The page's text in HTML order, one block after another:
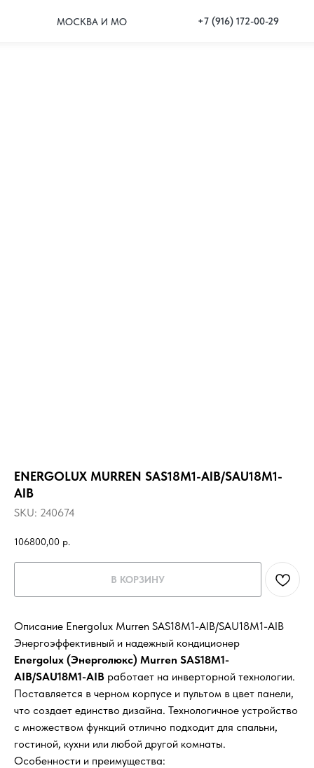
МОСКВА И МО +7 (916) 172-00-29
ENERGOLUX MURREN SAS18M1-AIB/SAU18M1-
AIB
SKU: 240674
106800,00 р.
В КОРЗИНУ
Описание Energolux Murren SAS18M1-AIB/SAU18M1-AIB
Энергоэффективный и надежный кондиционер
Energolux (Энерголюкс) Murren SAS18M1-
AIB/SAU18M1-AIB работает на инверторной технологии.
Поставляется в черном корпусе и пультом в цвет панели,
что создает единство дизайна. Технологичное устройство
с множеством функций отлично подходит для спальни,
гостиной, кухни или любой другой комнаты.
Особенности и преимущества: